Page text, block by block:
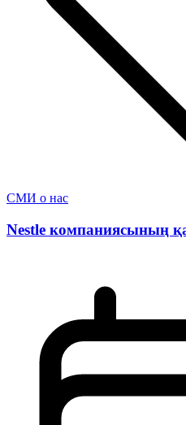
СМИ о нас
Nestle компаниясының